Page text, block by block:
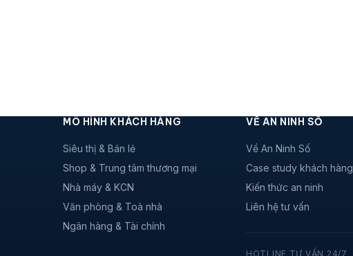
MÔ HÌNH KHÁCH HÀNG
Siêu thị & Bán lẻ
Shop & Trung tâm thương mại
Nhà máy & KCN
Văn phòng & Toà nhà
Ngân hàng & Tài chính
VỀ AN NINH SỐ
Về An Ninh Số
Case study khách hàng
Kiến thức an ninh
Liên hệ tư vấn
HOTLINE TƯ VẤN 24/7